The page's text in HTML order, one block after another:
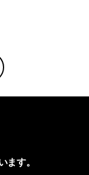
ます。